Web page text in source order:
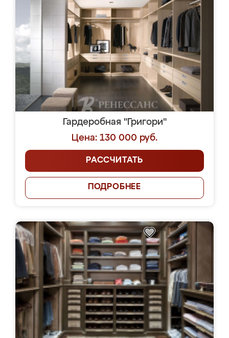
Гардеробная "Григори"
Цена: 130 000 руб.
РАССЧИТАТЬ
ПОДРОБНЕЕ